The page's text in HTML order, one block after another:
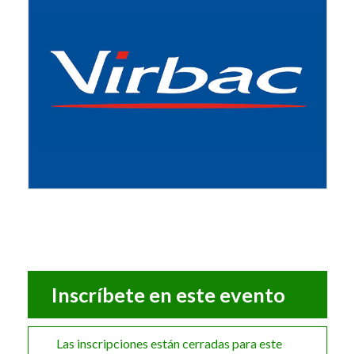
Las inscripciones están cerradas para este